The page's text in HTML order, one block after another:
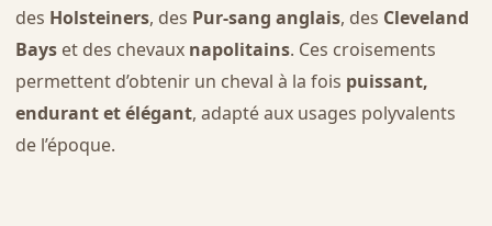
des Holsteiners, des Pur-sang anglais, des Cleveland
Bayset des chevaux napolitains. Ces croisements
permettent d’obtenir un cheval à la fois puissant,
endurant et élégant, adapté aux usages polyvalents
de l’époque.